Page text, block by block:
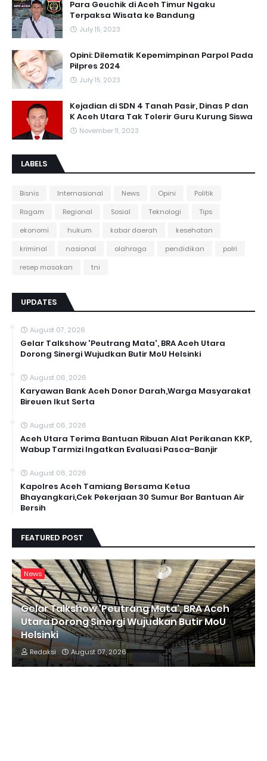
Para Geuchik di Aceh Timur Ngaku
Terpaksa Wisata ke Bandung
July 15, 2023
Opini: Dilematik Kepemimpinan Parpol Pada
Pilpres 2024
July 15, 2023
Kejadian di SDN 4 Tanah Pasir, Dinas P dan
K Aceh Utara Tak Tolerir Guru Kurung Siswa
November 11, 2023
LABELS
Bisnis Internasional News Opini
Politik
Ragam
Regional Sosial Teknologi
Tips
ekonomi
hukum kabar daerah
kesehatan
kriminal
nasional olahraga pendidikan
polri
resep masakan
tni
UPDATES
August 07, 2026
Gelar Talkshow 'Peutrang Mata', BRA Aceh Utara
Dorong Sinergi Wujudkan Butir MoU Helsinki
August 06, 2026
Karyawan Bank Aceh Donor Darah,Warga Masyarakat
Bireuen Ikut Serta
August 06, 2026
Aceh Utara Terima Bantuan Ribuan Alat Perikanan KKP,
Wabup Tarmizi Ingatkan Evaluasi Pasca-Banjir
August 06, 2026
Kapolres Aceh Tamiang Bersama Ketua
Bhayangkari,Cek Pekerjaan 30 Sumur Bor Bantuan Air
Bersih
FEATURED POST
News
Gelar Talkshow 'Peutrang Mata', BRA Aceh
Utara Dorong Sinergi Wujudkan Butir MoU
Helsinki
Redaksi August 07, 2026